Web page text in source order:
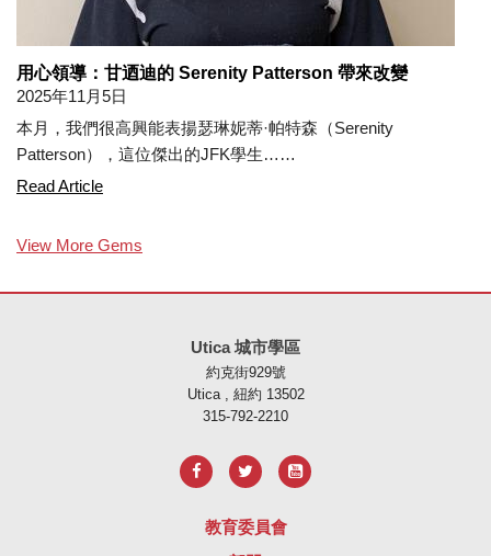
用心領導：甘迺迪的 Serenity Patterson 帶來改變
2025年11月5日
本月，我們很高興能表揚瑟琳妮蒂·帕特森（Serenity
Patterson），這位傑出的JFK學生……
Read ArticleLeading with Heart: JFK's Serenity Patterson Makes
View More Gems
Utica 城市學區
約克街929號
Utica , 紐約 13502
315-792-2210
教育委員會